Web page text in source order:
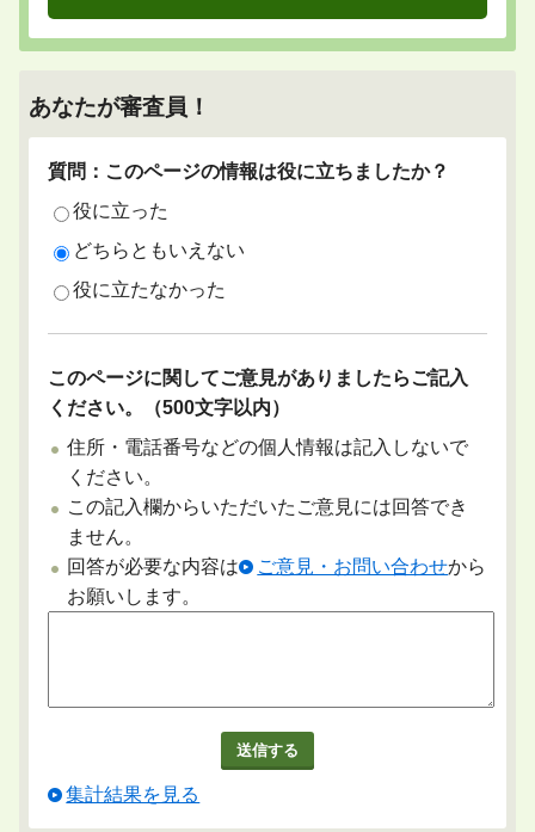
あなたが審査員！
質問：このページの情報は役に立ちましたか？
役に立った
どちらともいえない
役に立たなかった
このページに関してご意見がありましたらご記入
ください。（500文字以内）
住所・電話番号などの個人情報は記入しないで
ください。
この記入欄からいただいたご意見には回答でき
ません。
回答が必要な内容は
ご意見・お問い合わせから
お願いします。
集計結果を見る